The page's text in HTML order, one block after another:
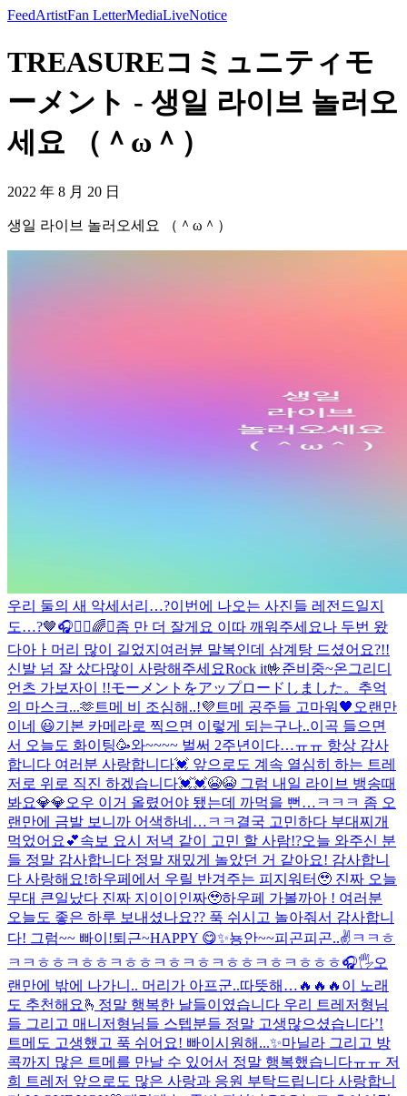
FeedArtistFan LetterMediaLiveNotice
TREASUREコミュニティモ
ーメント - 생일 라이브 놀러오
세요 （＾ω＾）
2022 年 8 月 20 日
생일 라이브 놀러오세요 （＾ω＾）
우리 둘의 새 악세서리…?이번에 나오는 사진들 레전드일지
도…?🤎🎧🙋‍♂️🌈✨좀 만 더 잘게요 이따 깨워주세요나 두번 왔
다아ㅏ 머리 많이 길었지 여러뷴 말복인데 삼계탕 드셨어요?!!
신발 넘 잘 샀다많이 사랑해주세요Rock it🤟준비중~온그리디
언츠 가보자이 !!モーメントをアップロードしました。 추억
의 마스크...🫶 트메 비 조심해..!💜 트메 공주들 고마워🖤 오랜만
이네 😃기본 카메라로 찍으면 이렇게 되는구나..이곡 들으면
서 오늘도 화이팅🥳와~~~~ 벌써 2주년이다…ㅠㅠ 항상 감사
합니다 여러분 사랑합니다💓 앞으로도 계속 열심히 하는 트레
저로 위로 직진 하겠습니다💓💓😭😭 그럼 내일 라이브 뱅송때
봐요💎💎오우 이거 올렸어야 됐는데 까먹을 뻔…ㅋㅋㅋ 좀 오
랜만에 금발 보니까 어색하네…ㅋㅋ 결국 고민하다 부대찌개
먹었어요💕속보 요시 저녁 같이 고민 할 사람!?오늘 와주신 분
들 정말 감사합니다 정말 재밌게 놀았던 거 같아요! 감사합니
다 사랑해요!하우페에서 우릴 반겨주는 피지워터🥹 진짜 오늘
무대 큰일났다 진짜 지이이인짜🥹하우페 가볼까아 ! 여러분
오늘도 좋은 하루 보내셨나요?? 푹 쉬시고 놀아줘서 감사합니
다! 그럼~~ 빠이!퇴근~HAPPY 😋✨뇽안~~피곤피곤..✌️ ㅋㅋㅎ
ㅋㅋㅎㅎㅋㅎㅎㅋㅎㅎㅋㅎㅋㅎㅋㅎㅎㅋㅎㅋㅎㅎㅎ🎧🖐오
랜만에 밖에 나가니.. 머리가 아프군..따뜻해… 🔥🔥🔥 이 노래
도 추천해요🫰 정말 행복한 날들이였습니다 우리 트레저형님
들 그리고 매니저형님들 스텝분들 정말 고생많으셨습니다’!
트메도 고생했고 푹 쉬어요! 빠이 시원해...✨마닐라 그리고 방
콕까지 많은 트메를 만날 수 있어서 정말 행복했습니다ㅠㅠ 저
희 트레저 앞으로도 많은 사랑과 응원 부탁드립니다 사랑합니